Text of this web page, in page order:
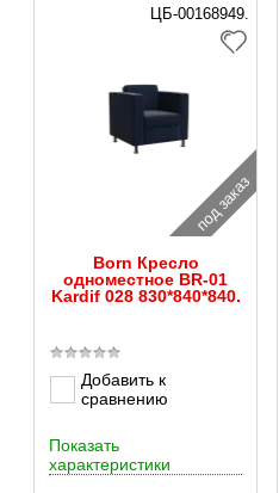
ЦБ-00168949.
под заказ
Born Кресло
одноместное BR-01
Kardif 028 830*840*840.
Добавить к
сравнению
Показать
характеристики